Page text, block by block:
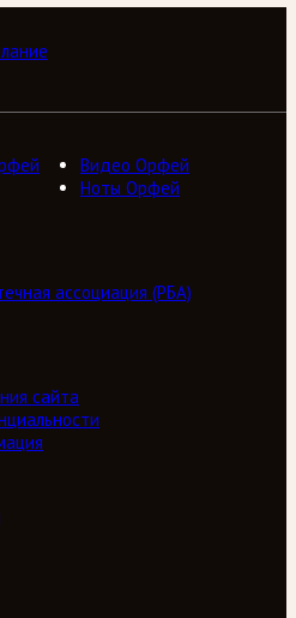
Видео Орфей
Ноты Орфей
ассоциация (РБА)
сайта